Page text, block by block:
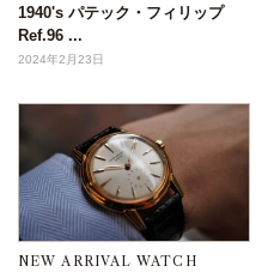
1940's パテック・フィリップ
Ref.96 ...
2024年2月23日
NEW ARRIVAL WATCH